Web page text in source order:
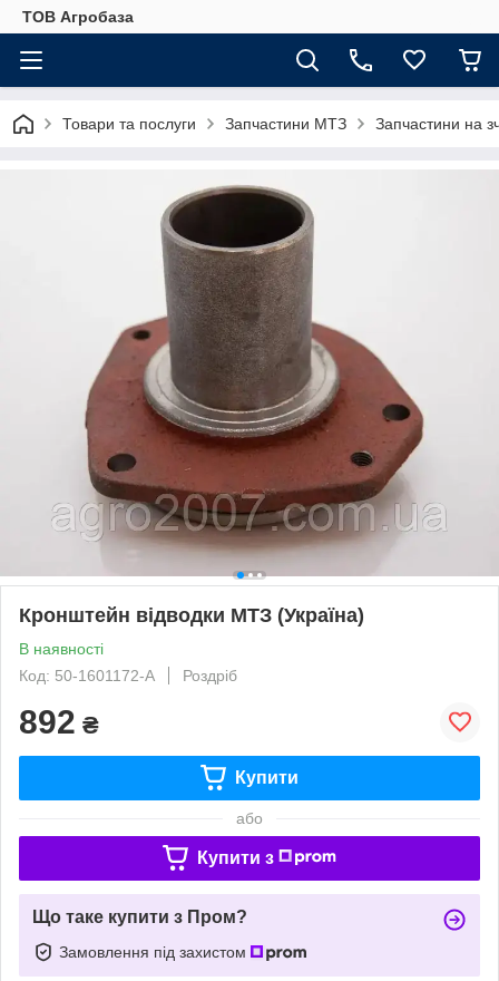
ТОВ Агробаза
Товари та послуги Запчастини МТЗ Запчастини на
Кронштейн відводки МТЗ (Україна)
В наявності
Код: 50-1601172-А
Роздріб
892 ₴
Купити
або
Купити з
Що таке купити з Пром?
Замовлення під захистом